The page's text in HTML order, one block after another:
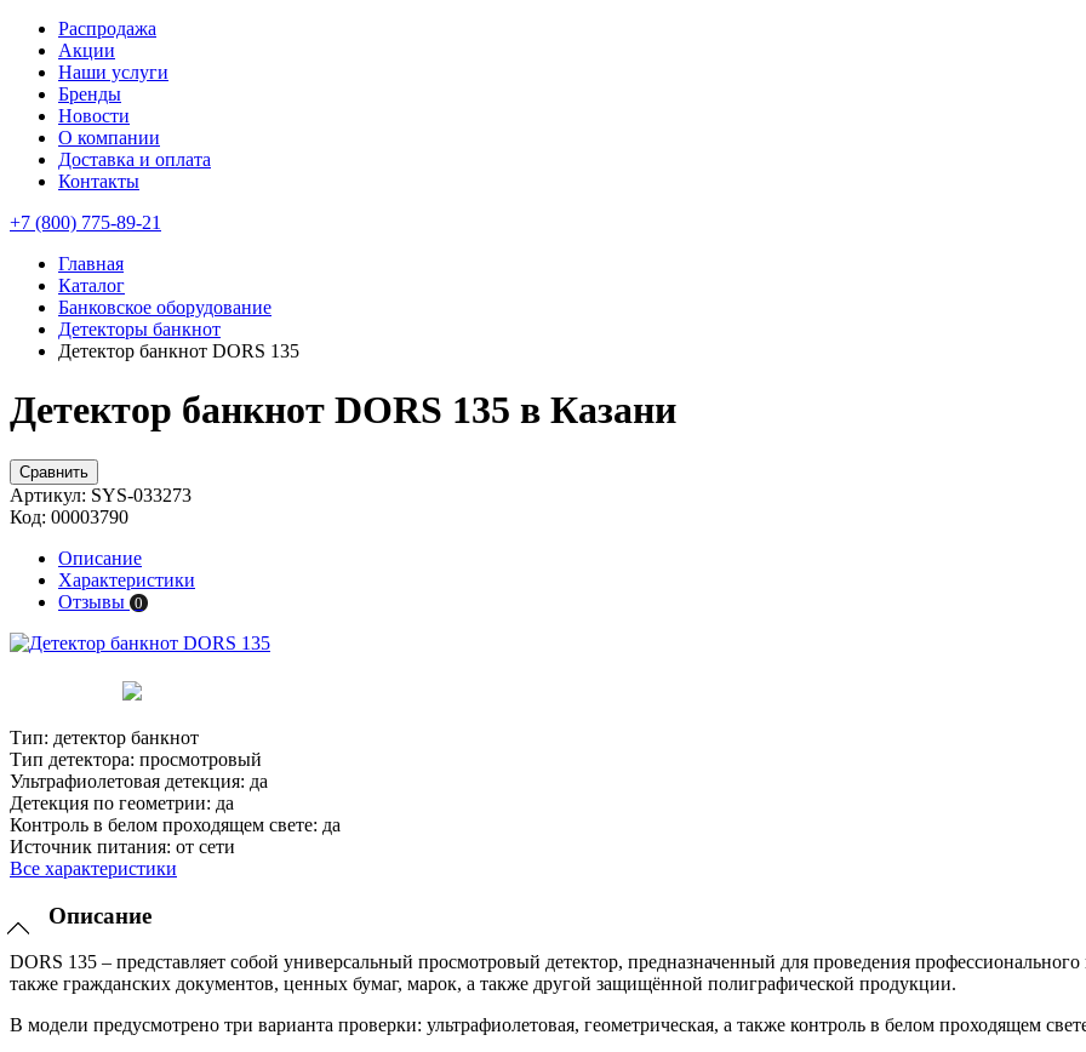
Распродажа
Акции
Наши услуги
Бренды
Новости
О компании
Доставка и оплата
Контакты
+7 (800) 775-89-21
Главная
Каталог
Банковское оборудование
Детекторы банкнот
Детектор банкнот DORS 135
Детектор банкнот DORS 135 в Казани
Сравнить
Артикул: SYS-033273
Код: 00003790
Описание
Характеристики
Отзывы 0
Тип: детектор банкнот
Тип детектора: просмотровый
Ультрафиолетовая детекция: да
Детекция по геометрии: да
Контроль в белом проходящем свете: да
Источник питания: от сети
Все характеристики
Описание
DORS 135 – представляет собой универсальный просмотровый детектор, предназначенный для проведения
также гражданских документов, ценных бумаг, марок, а также другой защищённой полиграфической продукции.
В модели предусмотрено три варианта проверки: ультрафиолетовая, геометрическая, а также контроль в белом проходящем